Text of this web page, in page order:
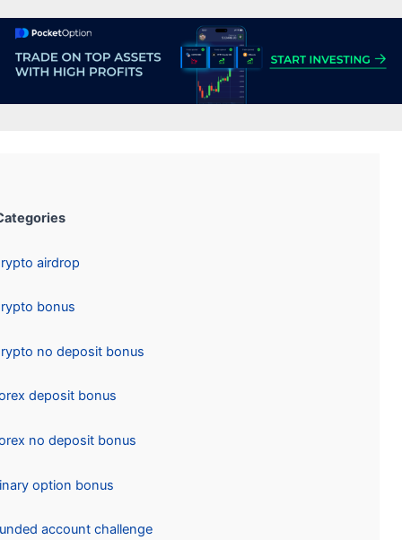
Categories:
Crypto airdrop
Crypto bonus
Crypto no deposit bonus
Forex deposit bonus
Forex no deposit bonus
Binary option bonus
Funded account challenge